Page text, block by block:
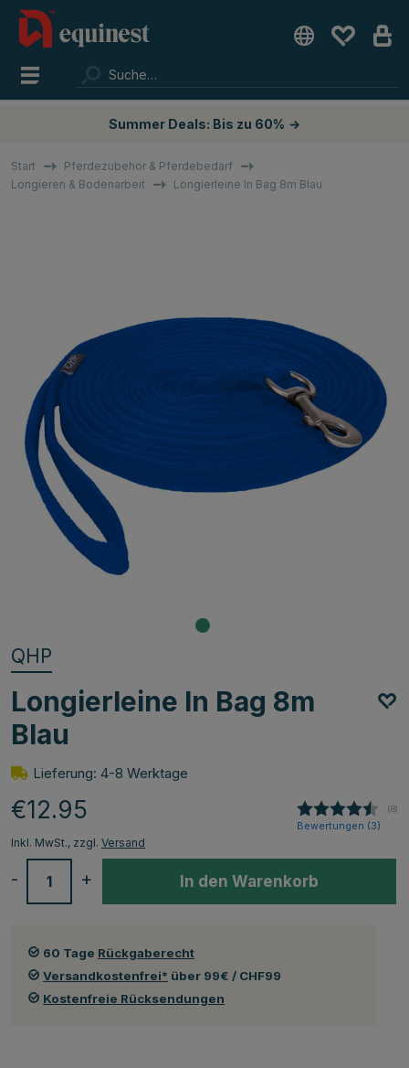
Summer Deals: Bis zu 60% →
Start
Pferdezubehör & Pferdebedarf
Longieren & Bodenarbeit
Longierleine In Bag 8m Blau
QHP
Longierleine In Bag 8m
Blau
Lieferung: 4-8 Werktage
€12.95 (8)
Bewertungen (3)
Inkl. MwSt., zzgl. Versand
+
- In den Warenkorb
60 Tage Rückgaberecht
Versandkostenfrei* über 99€ / CHF99
Kostenfreie Rücksendungen